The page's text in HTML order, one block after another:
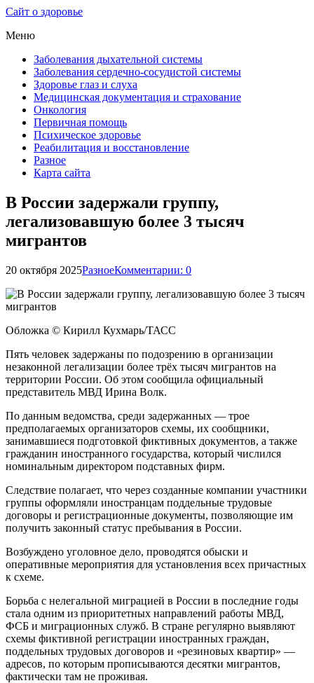
Сайт о здоровье
Меню
Заболевания дыхательной системы
Заболевания сердечно-сосудистой системы
Здоровье глаз и слуха
Медицинская документация и страхование
Онкология
Первичная помощь
Психическое здоровье
Реабилитация и восстановление
Разное
Карта сайта
В России задержали группу,
легализовавшую более 3 тысяч
мигрантов
20 октября 2025РазноеКомментарии: 0
Обложка © Кирилл Кухмарь/ТАСС
Пять человек задержаны по подозрению в организации
незаконной легализации более трёх тысяч мигрантов на
территории России. Об этом сообщила официальный
представитель МВД Ирина Волк.
По данным ведомства, среди задержанных — трое
предполагаемых организаторов схемы, их сообщники,
занимавшиеся подготовкой фиктивных документов, а также
гражданин иностранного государства, который числился
номинальным директором подставных фирм.
Следствие полагает, что через созданные компании участники
группы оформляли иностранцам поддельные трудовые
договоры и регистрационные документы, позволяющие им
получить законный статус пребывания в России.
Возбуждено уголовное дело, проводятся обыски и
оперативные мероприятия для установления всех причастных
к схеме.
Борьба с нелегальной миграцией в России в последние годы
стала одним из приоритетных направлений работы МВД,
ФСБ и миграционных служб. В стране регулярно выявляют
схемы фиктивной регистрации иностранных граждан,
поддельных трудовых договоров и «резиновых квартир» —
адресов, по которым прописываются десятки мигрантов,
фактически там не проживая.